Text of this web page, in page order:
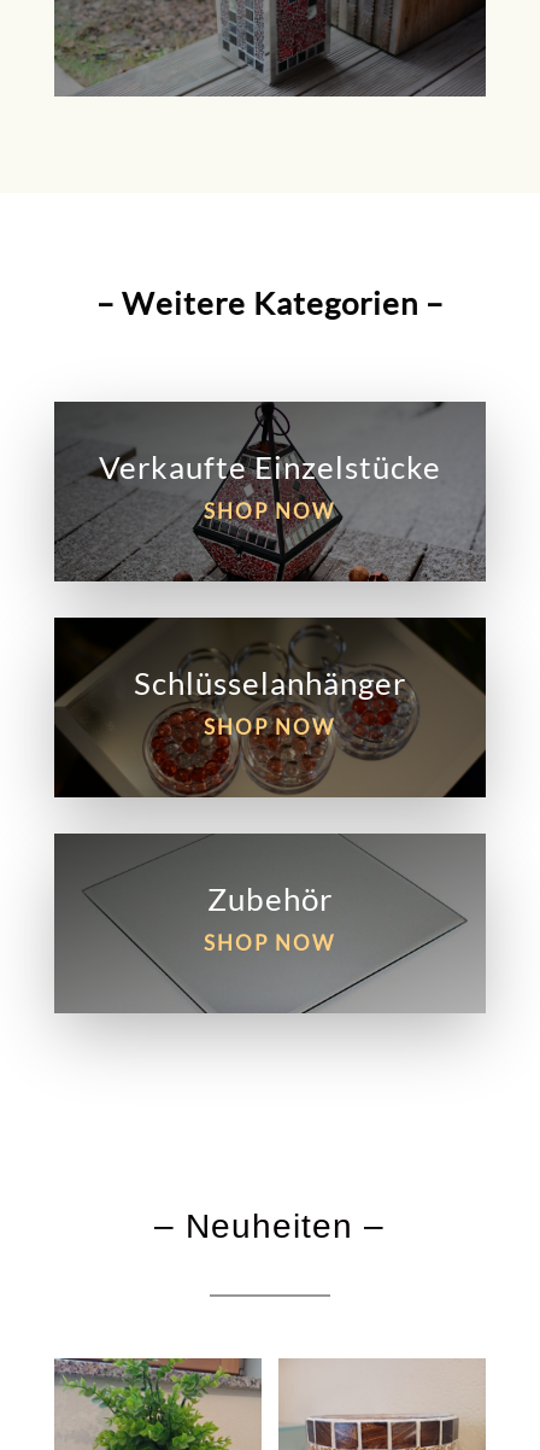
– Weitere Kategorien –
Verkaufte Einzelstücke
SHOP NOW
Schlüsselanhänger
SHOP NOW
Zubehör
SHOP NOW
– Neuheiten –